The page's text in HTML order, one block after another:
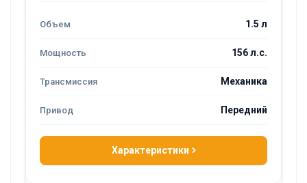
1.5 л
156 л.с.
Механика
Передний
Характеристики